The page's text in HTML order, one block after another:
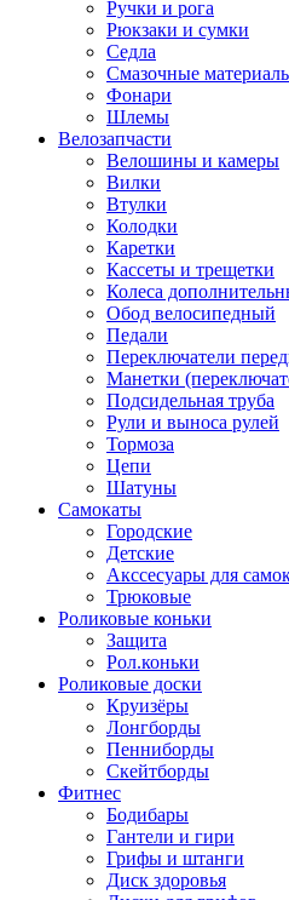
Ручки и рога
Рюкзаки и сумки
Седла
Смазочные
Фонари
Шлемы
Велозапчасти
Велошины и камеры
Вилки
Втулки
Колодки
Каретки
Кассеты и трещетки
Колеса
Обод велосипедный
Педали
Переключатели
Манетки
Подсидельная труба
Рули и выноса рулей
Тормоза
Цепи
Шатуны
Самокаты
Городские
Детские
Акссесуары для
Трюковые
Роликовые коньки
Защита
Рол.коньки
Роликовые доски
Круизёры
Лонгборды
Пенниборды
Скейтборды
Фитнес
Бодибары
Гантели и гири
Грифы и штанги
Диск здоровья